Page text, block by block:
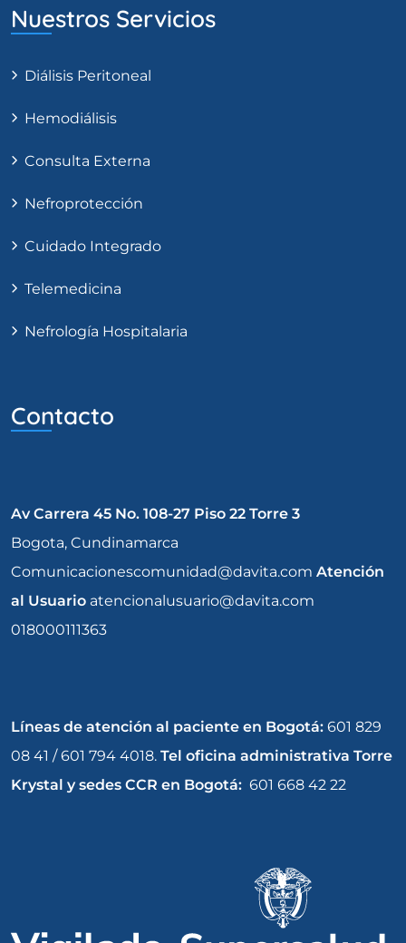
Nuestros Servicios
Diálisis Peritoneal
Hemodiálisis
Consulta Externa
Nefroprotección
Cuidado Integrado
Telemedicina
Nefrología Hospitalaria
Contacto
Av Carrera 45 No. 108-27 Piso 22 Torre 3
Bogota, Cundinamarca
Comunicacionescomunidad@davita.com Atención
al Usuario atencionalusuario@davita.com
018000111363
Líneas de atención al paciente en Bogotá: 601 829
08 41 / 601 794 4018. Tel oficina administrativa Torre
Krystal y sedes CCR en Bogotá: 601 668 42 22